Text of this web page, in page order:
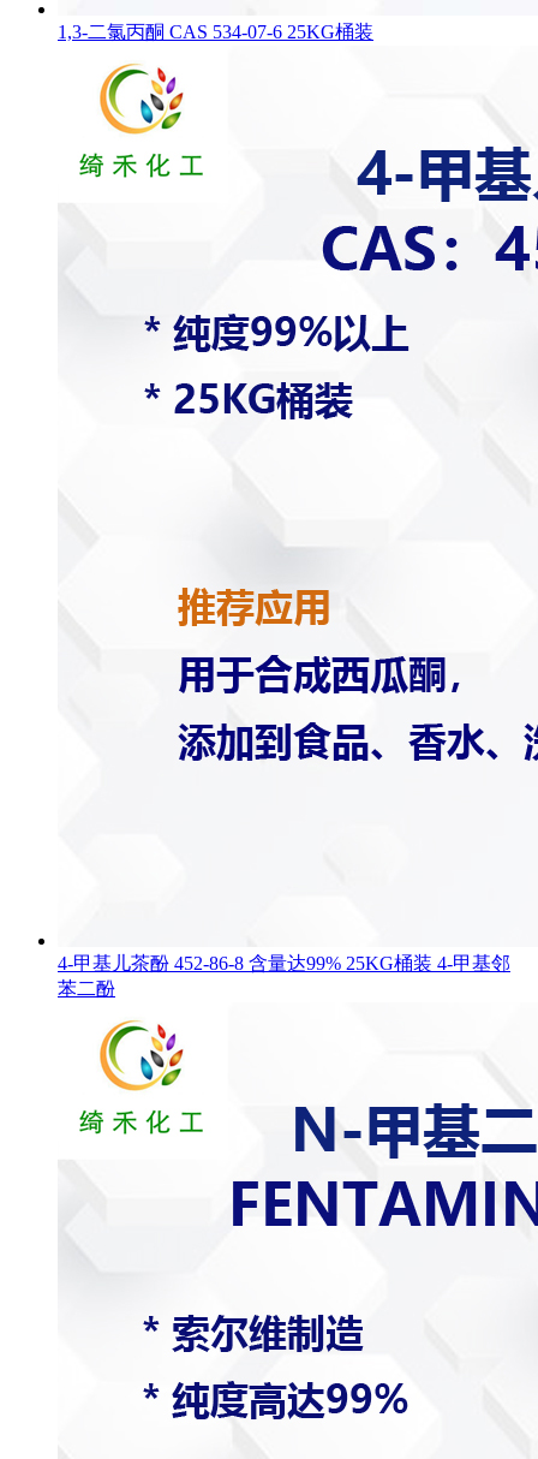
1,3-二氯丙酮 CAS 534-07-6 25KG桶装
4-甲基儿茶酚 452-86-8 含量达99% 25KG桶装 4-甲基邻
苯二酚